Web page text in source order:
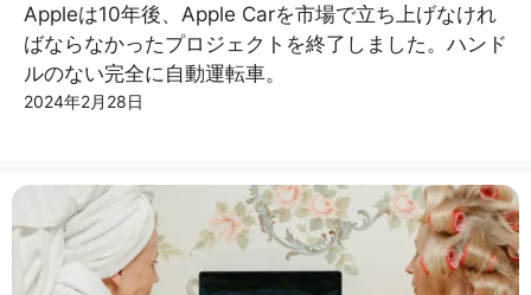
Appleは10年後、Apple Carを市場で立ち上げなけれ
ばならなかったプロジェクトを終了しました。ハンド
ルのない完全に自動運転車。
2024年2月28日